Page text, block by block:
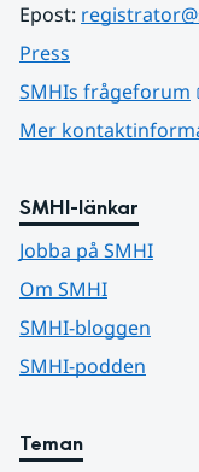
Epost:
Press
SMHIs frågeforum
Mer
SMHI-länkar
Jobba på SMHI
Om SMHI
SMHI-bloggen
SMHI-podden
Teman